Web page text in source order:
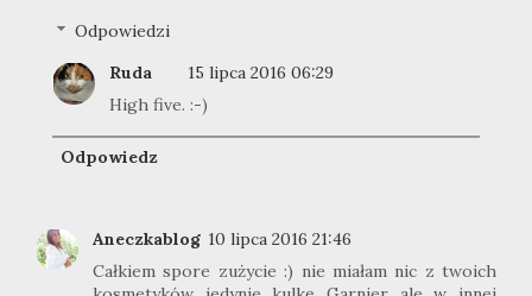
Odpowiedzi
Ruda
15 lipca 2016 06:29
High five. :-)
Odpowiedz
Aneczkablog 10 lipca 2016 21:46
Całkiem spore zużycie :) nie miałam nic z twoich